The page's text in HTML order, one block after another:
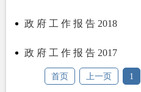
政 府 工 作 报 告 2018
政 府 工 作 报 告 2017
首页 上一页 1